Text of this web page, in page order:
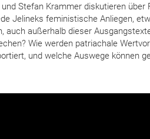
Stefan Krammer diskutieren
Jelineks feministische Anliegen,
auch außerhalb dieser
Wie werden patriachale
und welche Auswege können